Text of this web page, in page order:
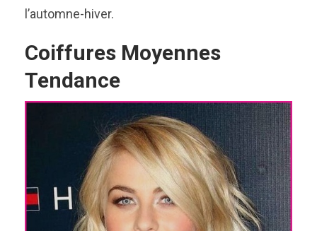
l’automne-hiver.
Coiffures Moyennes
Tendance